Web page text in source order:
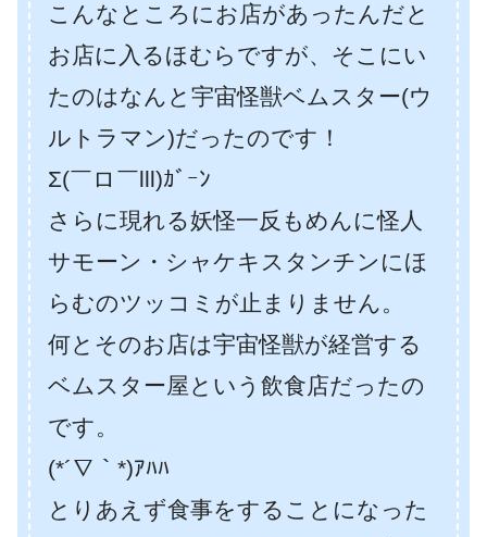
こんなところにお店があったんだと
お店に入るほむらですが、そこにい
たのはなんと宇宙怪獣ベムスター(ウ
ルトラマン)だったのです！
Σ(￣ロ￣lll)ｶﾞｰﾝ
さらに現れる妖怪一反もめんに怪人
サモーン・シャケキスタンチンにほ
らむのツッコミが止まりません。
何とそのお店は宇宙怪獣が経営する
ベムスター屋という飲食店だったの
です。
(*´∇｀*)ｱﾊﾊ
とりあえず食事をすることになった